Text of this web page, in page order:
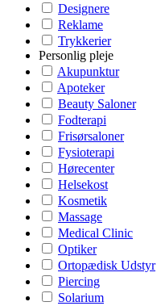
Designere
Reklame
Trykkerier
Personlig pleje
Akupunktur
Apoteker
Beauty Saloner
Fodterapi
Frisørsaloner
Fysioterapi
Hørecenter
Helsekost
Kosmetik
Massage
Medical Clinic
Optiker
Ortopædisk Udstyr
Piercing
Solarium